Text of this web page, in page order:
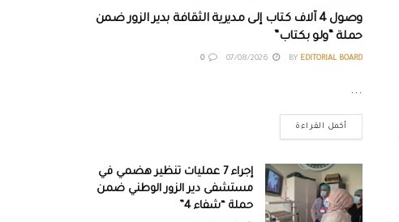
وصول 4 آلاف كتاب إلى مديرية الثقافة بدير الزور ضمن
حملة “ولو بكتاب”
BY EDITORIAL BOARD
0
...
أكمل القراءة
إجراء 7 عمليات تنظير هضمي في
مستشفى دير الزور الوطني ضمن
حملة “شفاء 4”